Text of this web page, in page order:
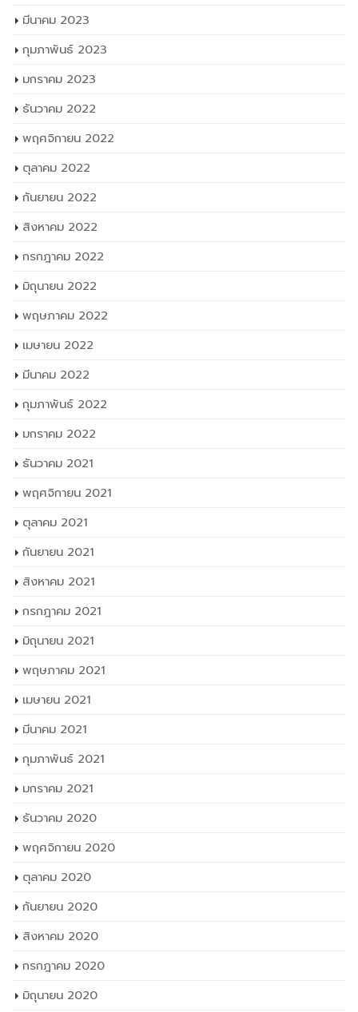
มีนาคม 2023
กุมภาพันธ์ 2023
มกราคม 2023
ธันวาคม 2022
พฤศจิกายน 2022
ตุลาคม 2022
กันยายน 2022
สิงหาคม 2022
กรกฎาคม 2022
มิถุนายน 2022
พฤษภาคม 2022
เมษายน 2022
มีนาคม 2022
กุมภาพันธ์ 2022
มกราคม 2022
ธันวาคม 2021
พฤศจิกายน 2021
ตุลาคม 2021
กันยายน 2021
สิงหาคม 2021
กรกฎาคม 2021
มิถุนายน 2021
พฤษภาคม 2021
เมษายน 2021
มีนาคม 2021
กุมภาพันธ์ 2021
มกราคม 2021
ธันวาคม 2020
พฤศจิกายน 2020
ตุลาคม 2020
กันยายน 2020
สิงหาคม 2020
กรกฎาคม 2020
มิถุนายน 2020